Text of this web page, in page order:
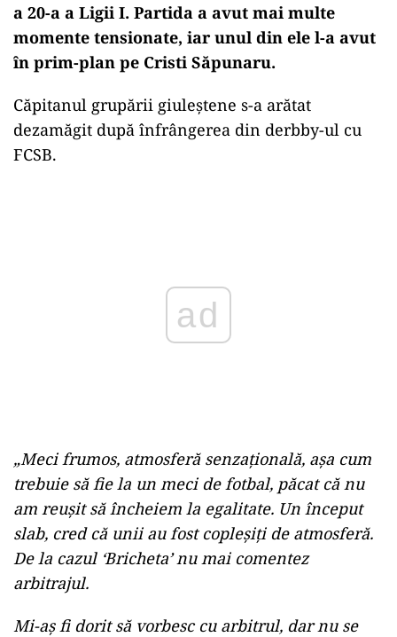
a 20-a a Ligii I. Partida a avut mai multe
momente tensionate, iar unul din ele l-a avut
în prim-plan pe Cristi Săpunaru.
Căpitanul grupării giuleștene s-a arătat
dezamăgit după înfrângerea din derbby-ul cu
FCSB.
„Meci frumos, atmosferă senzațională, așa cum
trebuie să fie la un meci de fotbal, păcat că nu
am reușit să încheiem la egalitate. Un început
slab, cred că unii au fost copleșiți de atmosferă.
De la cazul ‘Bricheta’ nu mai comentez
arbitrajul.
Mi-aș fi dorit să vorbesc cu arbitrul, dar nu se